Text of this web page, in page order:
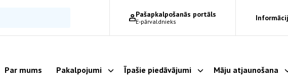
Pašapkalpošanās portāls
E-pārvaldnieks
Par mums Pakalpojumi Parādīt apakšizvēlni
Īpašie piedāvājumi Parādīt apakšizvēlni
Māju atjaunošana